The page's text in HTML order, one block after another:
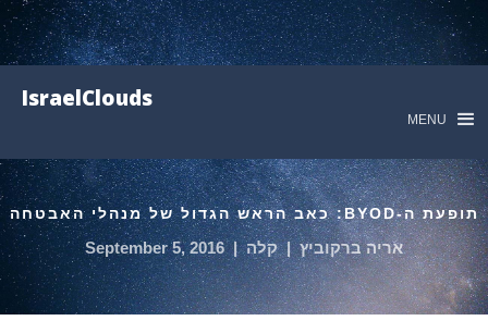
IsraelClouds
MENU
תופעת ה-BYOD: כאב הראש הגדול של מנהלי האבטחה
אריה ברקוביץ | קלה |
September 5, 2016